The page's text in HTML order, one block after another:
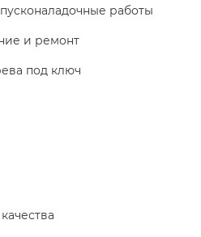
работы
и ремонт
под ключ